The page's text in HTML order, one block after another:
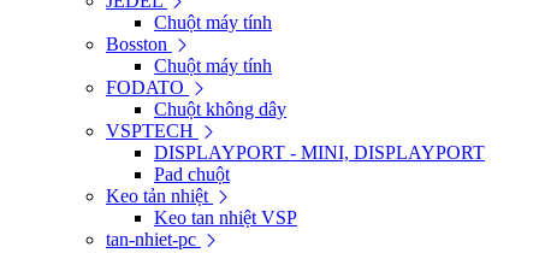
Chuột máy tính
Bosston
Chuột máy tính
FODATO
Chuột không dây
VSPTECH
DISPLAYPORT - MINI, DISPLAYPORT
Pad chuột
Keo tản nhiệt
Keo tan nhiệt VSP
tan-nhiet-pc